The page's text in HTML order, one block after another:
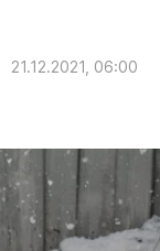
21.12.2021, 06:00